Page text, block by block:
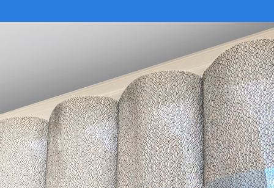
VER CATÁLOGO